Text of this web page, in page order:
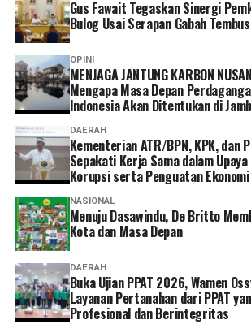
Ia pun menganggap kepesertaan JKN
sebagai bentuk perlindungan kesehatan
dan keluarga sekaligus mendukung
Program JKN.
“Menurut saya, layanan non tatap muka
memudahkan karena semua urusan
diakses cukup melalui handphone. Saya
depannya layanannya terus
mudah digunakan dan kendala teknis
diminimalkan. Dengan begitu, peserta
administrasi dengan lebih cepat tanpa
mengantre di kantor,” tuturnya. (*)
Gus Fawait Tegaskan Sinergi
Bulog Usai Serapan Gabah
OPINI
MENJAGA JANTUNG KARBON
Mengapa Masa Depan
Indonesia Akan Ditentukan di
DAERAH
Kementerian ATR/BPN, KPK, dan
Sepakati Kerja Sama dalam
Korupsi serta Penguatan
NASIONAL
Menuju Dasawindu, De Britto
Kota dan Masa Depan
DAERAH
Buka Ujian PPAT 2026, Wamen
Layanan Pertanahan dari PPAT
Profesional dan Berintegritas